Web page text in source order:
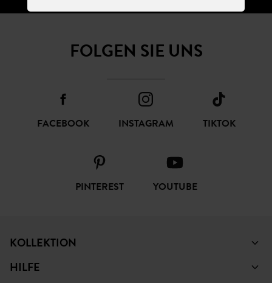
FOLGEN SIE UNS
FACEBOOK INSTAGRAM TIKTOK
PINTEREST YOUTUBE
KOLLEKTION
HILFE